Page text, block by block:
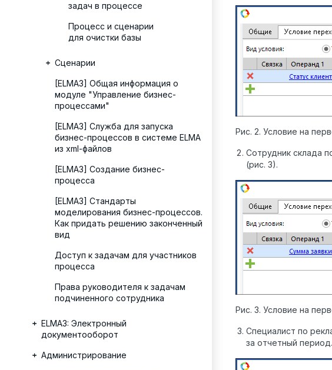
задач в процессе
Процесс и сценарии
для очистки базы
Сценарии
[ELMA3] Общая информация о
модуле "Управление бизнес-
процессами"
[ELMA3] Служба для запуска
бизнес-процессов в системе ELMA
из xml-файлов
[ELMA3] Создание бизнес-
процесса
[ELMA3] Стандарты
моделирования бизнес-процессов.
Как придать решению законченный
вид
Доступ к задачам для участников
процесса
Права руководителя к задачам
подчиненного сотрудника
ELMA3: Электронный
документооборот
Администрирование
Рис. 2. Условие на
Сотрудник склада
(рис. 3).
Рис. 3. Условие на
Специалист по
за отчетный